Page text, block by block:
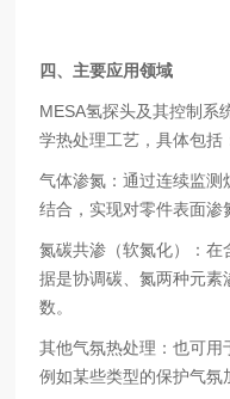
四、 主要应用领域
MESA氢探头及其控制系
学热处理工艺，具体包括
气体渗氮：通过连续监测
结合，实现对零件表面渗
氮碳共渗（软氮化）：在
据是协调碳、氮两种元素
数。
其他气氛热处理：也可用
例如某些类型的保护气氛